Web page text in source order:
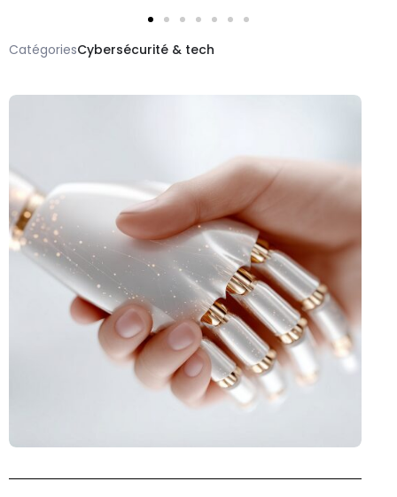
CatégoriesCybersécurité & tech